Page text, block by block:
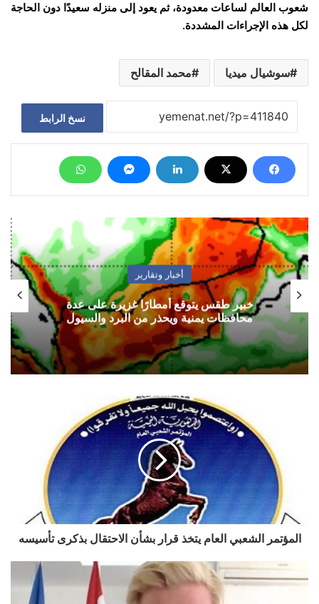
شعوب العالم لساعات معدودة، ثم يعود إلى منزله سعيدًا دون الحاجة
لكل هذه الإجراءات المشددة.
سوشيال ميديا محمد المقالح
نسخ الرابط
أخبار وتقارير
خبير طقس يتوقع أمطارًا غزيرة على عدة
محافظات يمنية ويحذر من البرد والسيول
تأسيسه
المؤتمر الشعبي العام يتخذ قرار بشأن الاحتقال بذكرى تأسيسه
غروندبرغ:
اليمن